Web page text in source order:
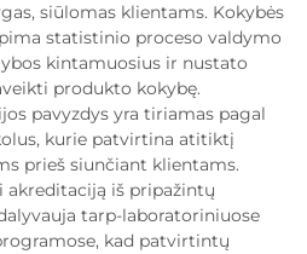
siūlomas klientams. Kokybės
statistinio proceso valdymo
kintamuosius ir nustato
produkto kokybę.
pavyzdys yra tiriamas pagal
kurie patvirtina atitiktį
prieš siunčiant klientams.
iš pripažintų
tarp-laboratoriniuose
kad patvirtintų